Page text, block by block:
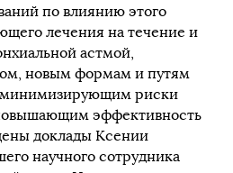
по влиянию этого
лечения на течение и
астмой,
новым формам и путям
минимизирующим риски
эффективность
доклады Ксении
научного сотрудника